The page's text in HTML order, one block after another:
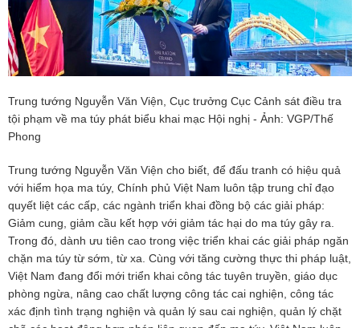
Trung tướng Nguyễn Văn Viện, Cục trưởng Cục Cảnh sát điều tra
tội phạm về ma túy phát biểu khai mạc Hội nghị - Ảnh: VGP/Thế
Phong
Trung tướng Nguyễn Văn Viện cho biết, để đấu tranh có hiệu quả
với hiểm họa ma túy, Chính phủ Việt Nam luôn tập trung chỉ đạo
quyết liệt các cấp, các ngành triển khai đồng bộ các giải pháp:
Giảm cung, giảm cầu kết hợp với giảm tác hại do ma túy gây ra.
Trong đó, dành ưu tiên cao trong việc triển khai các giải pháp ngăn
chặn ma túy từ sớm, từ xa. Cùng với tăng cường thực thi pháp luật,
Việt Nam đang đổi mới triển khai công tác tuyên truyền, giáo dục
phòng ngừa, nâng cao chất lượng công tác cai nghiện, công tác
xác định tình trạng nghiện và quản lý sau cai nghiện, quản lý chặt